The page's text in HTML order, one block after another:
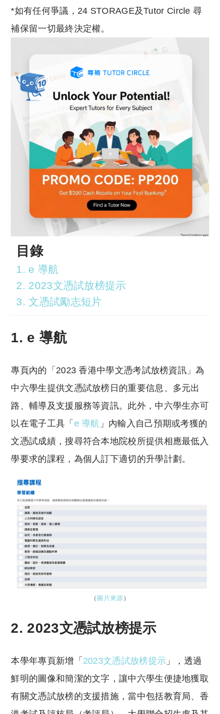
*如有任何爭議，24 STORAGE及Tutor Circle 尋
補保留一切最終決定權。
目錄
1. e 導航
2. 2023文憑試放榜提示
3. 文憑試勵志短片
1. e 導航
專頁內的「2023 香港中學文憑考試放榜資訊」為
中六學生提供文憑試放榜日的重要信息、多元出
路、輔導及支援服務等資訊。此外，中六學生亦可
以在電子工具「 e 導航 」內輸入自己預期或考獲的
文憑試成績，搜尋符合本地院校所提供相應最低入
學要求的課程，為個人訂下適切的升學計劃。
（ 圖片來源 ）
2. 2023文憑試放榜提示
本學年專頁新增「 2023文憑試放榜提示 」，透過
鮮明的圖像和簡潔的文字，讓中六學生便捷地獲取
有關文憑試放榜的支援措施，當中包括教育局、香